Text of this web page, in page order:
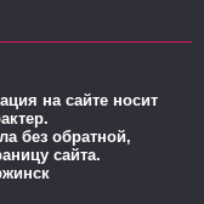
на сайте носит
без обратной,
сайта.